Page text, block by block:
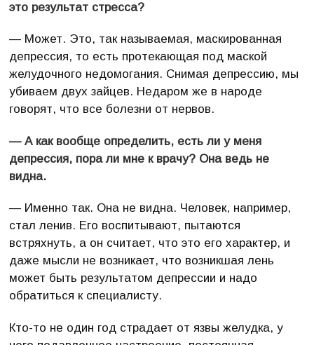
это результат стресса?
— Может. Это, так называемая, маскированная
депрессия, то есть протекающая под маской
желудочного недомогания. Снимая депрессию, мы
убиваем двух зайцев. Недаром же в народе
говорят, что все болезни от нервов.
— А как вообще определить, есть ли у меня
депрессия, пора ли мне к врачу? Она ведь не
видна.
— Именно так. Она не видна. Человек, например,
стал ленив. Его воспитывают, пытаются
встряхнуть, а он считает, что это его характер, и
даже мысли не возникает, что возникшая лень
может быть результатом депрессии и надо
обратиться к специалисту.
Кто-то не один год страдает от язвы желудка, у